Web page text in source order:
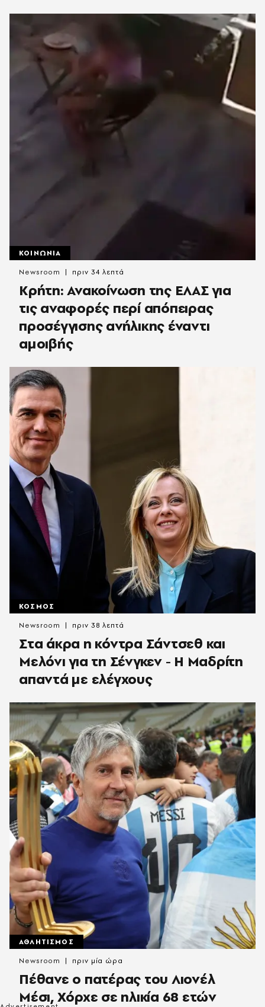
ΚΟΙΝΩΝΙΑ
Κρήτη: Ανακοίνωση της ΕΛΑΣ για
τις αναφορές περί απόπειρας
προσέγγισης ανήλικης έναντι
αμοιβής
Newsroom πριν 34 λεπτά
ΚΟΣΜΟΣ
Στα άκρα η κόντρα Σάντσεθ και
Μελόνι για τη Σένγκεν - Η Μαδρίτη
απαντά με ελέγχους
Newsroom πριν 38 λεπτά
ΑΘΛΗΤΙΣΜΟΣ
Πέθανε ο πατέρας του Λιονέλ
Μέσι, Χόρχε σε ηλικία 68 ετών
Newsroom πριν μία ώρα